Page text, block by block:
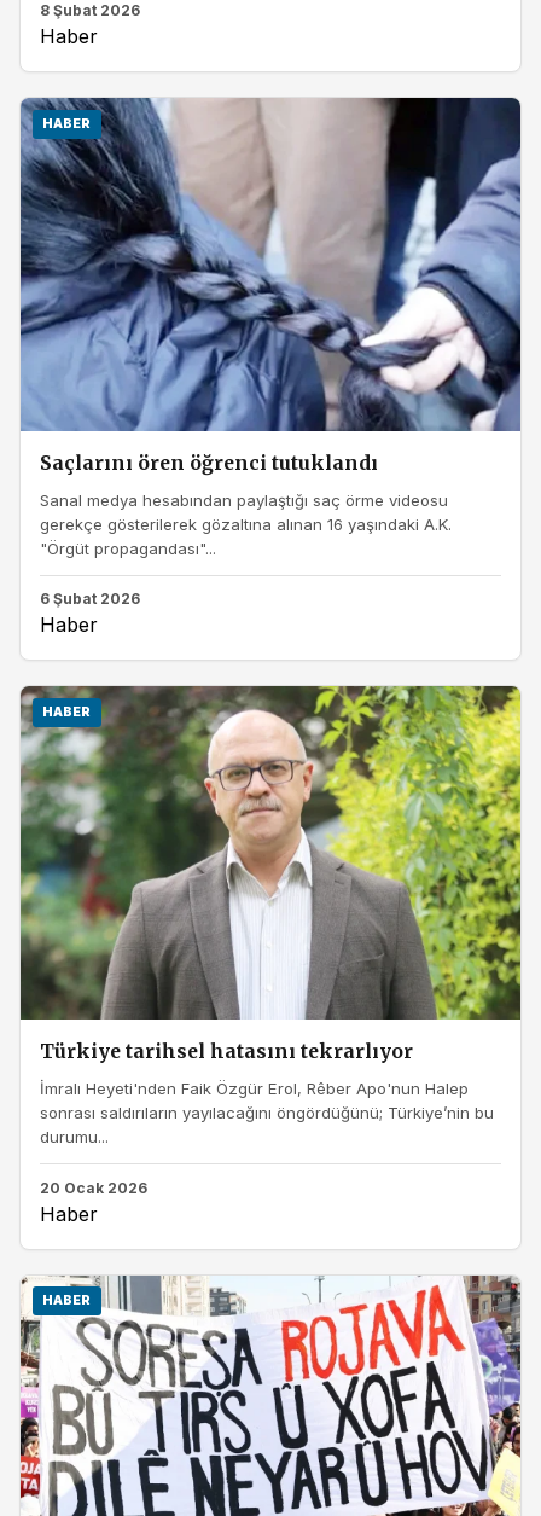
8 Şubat 2026
Haber
HABER
Saçlarını ören öğrenci tutuklandı
Sanal medya hesabından paylaştığı saç örme videosu
gerekçe gösterilerek gözaltına alınan 16 yaşındaki A.K.
"Örgüt propagandası"...
6 Şubat 2026
Haber
HABER
Türkiye tarihsel hatasını tekrarlıyor
İmralı Heyeti'nden Faik Özgür Erol, Rêber Apo'nun Halep
sonrası saldırıların yayılacağını öngördüğünü; Türkiye’nin bu
durumu...
20 Ocak 2026
Haber
HABER